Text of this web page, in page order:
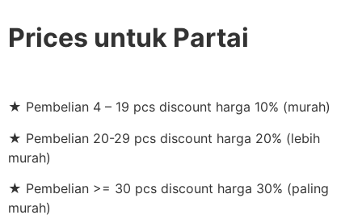
Prices untuk Partai
★ Pembelian 4 – 19 pcs discount harga 10% (murah)
★ Pembelian 20-29 pcs discount harga 20% (lebih
murah)
★ Pembelian >= 30 pcs discount harga 30% (paling
murah)